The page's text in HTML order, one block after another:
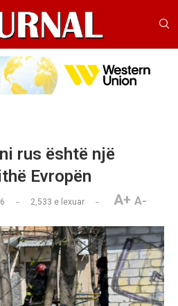
rus është një
Evropën
2,533 e lexuar A+ A-